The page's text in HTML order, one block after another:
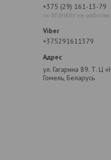
+375 (29) 161-13-79
по БЕЗНАЛУ не работаю
+375291611379
ул. Гагарина 89. Т. Ц
Гомель, Беларусь